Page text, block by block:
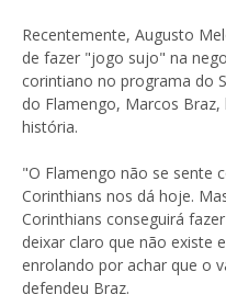
Recentemente, Augusto
de fazer "jogo sujo" na
corintiano no programa do
do Flamengo, Marcos
história.
"O Flamengo não se sente
Corinthians nos dá hoje.
Corinthians conseguirá
deixar claro que não existe
enrolando por achar que o
defendeu Braz.